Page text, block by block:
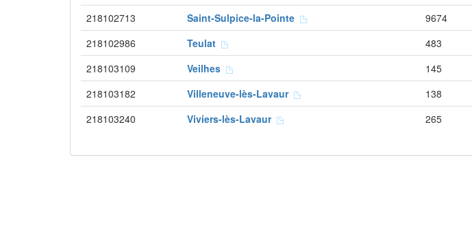
218102713 Saint-Sulpice-la-Pointe 9674
218102986 Teulat 483
218103109 Veilhes 145
218103182 Villeneuve-lès-Lavaur 138
218103240 Viviers-lès-Lavaur 265